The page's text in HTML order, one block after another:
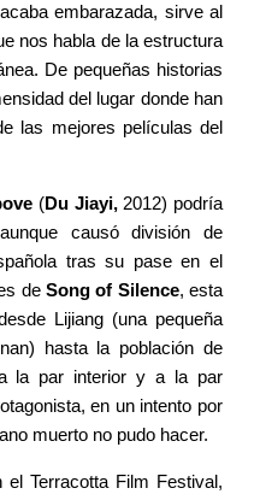
embarazada, sirve al
nos habla de la estructura
De pequeñas historias
del lugar donde han
las mejores películas del
(Du Jiayi,2012) podría
causó división de
tras su pase en el
de Song of Silence, esta
Lijiang (una pequeña
hasta la población de
la par interior y a la par
en un intento por
muerto no pudo hacer.
Terracotta Film Festival,